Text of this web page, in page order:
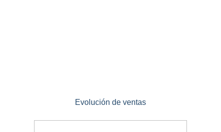
Evolución de ventas